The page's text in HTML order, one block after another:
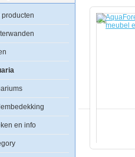
producten
en info
Aquarium
type
275